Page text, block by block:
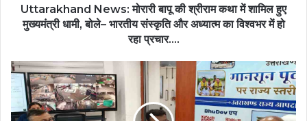
मुख्यमंत्री
भारतीय
संस्कृति
और
अध्यात्म
Uttarakhand News: मोरारी बापू की श्रीराम कथा में शामिल हुए
मुख्यमंत्री धामी, बोले– भारतीय संस्कृति और अध्यात्म का विश्वभर में हो
रहा प्रचार….
Uttarakhand
News:
उत्तराखंड
में